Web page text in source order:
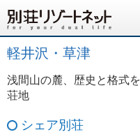
軽井沢・草津
浅間山の麓、歴史と格式
荘地
シェア別荘